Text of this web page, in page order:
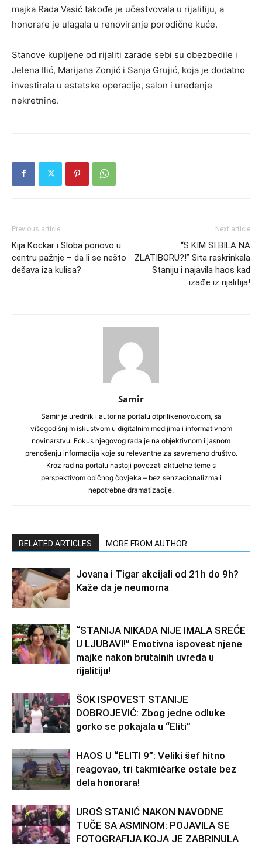
majka Rada Vasić takođe je učestvovala u rijalitiju, a
honorare je ulagala u renoviranje porodične kuće.
Stanove kupljene od rijaliti zarade sebi su obezbedile i
Jelena Ilić, Marijana Zonjić i Sanja Grujić, koja je dodatno
investirala u estetske operacije, salon i uređenje
nekretnine.
Previous article
Kija Kockar i Sloba ponovo u
centru pažnje – da li se nešto
dešava iza kulisa?
Next article
“S KIM SI BILA NA
ZLATIBORU?!” Sita raskrinkala
Staniju i najavila haos kad
izađe iz rijalitija!
Samir
Samir je urednik i autor na portalu otprilikenovo.com, sa
višegodišnjim iskustvom u digitalnim medijima i informativnom
novinarstvu. Fokus njegovog rada je na objektivnom i jasnom
prenošenju informacija koje su relevantne za savremeno društvo.
Kroz rad na portalu nastoji povezati aktuelne teme s
perspektivom običnog čovjeka – bez senzacionalizma i
nepotrebne dramatizacije.
RELATED ARTICLES MORE FROM AUTHOR
Jovana i Tigar akcijali od 21h do 9h?
Kaže da je neumorna
“STANIJA NIKADA NIJE IMALA SREĆE
U LJUBAVI!” Emotivna ispovest njene
majke nakon brutalnih uvreda u
rijalitiju!
ŠOK ISPOVEST STANIJE
DOBROJEVIĆ: Zbog jedne odluke
gorko se pokajala u “Eliti”
HAOS U “ELITI 9”: Veliki šef hitno
reagovao, tri takmičarke ostale bez
dela honorara!
UROŠ STANIĆ NAKON NAVODNE
TUČE SA ASMINOM: POJAVILA SE
FOTOGRAFIJA KOJA JE ZABRINULA